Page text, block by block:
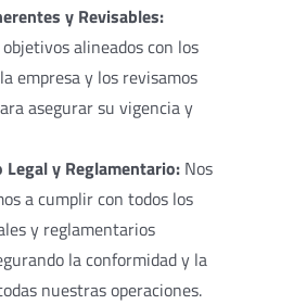
y Revisables:
alineados con los
empresa y los revisamos
asegurar su vigencia y
y Reglamentario: Nos
a cumplir con todos los
y reglamentarios
la conformidad y la
nuestras operaciones.